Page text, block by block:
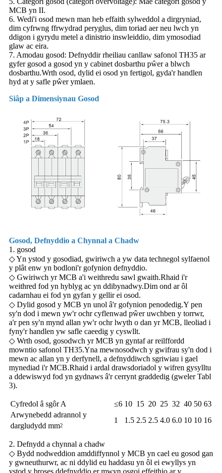
MCB yn II.
6. Wedi'i osod mewn man heb effaith sylweddol a dirgryniad,
dim cyfrwng ffrwydrad peryglus, dim toriad aer neu lwch yn
ddigon i gyrydu metel a dinistrio inswleiddio, dim ymosodiad
glaw ac eira.
7. Amodau gosod: Defnyddir rheiliau canllaw safonol TH35 ar
gyfer gosod a gosod yn y cabinet dosbarthu pŵer a blwch
dosbarthu.Wrth osod, dylid ei osod yn fertigol, gyda'r handlen
hyd at y safle pŵer ymlaen.
Siâp a Dimensiynau Gosod
Gosod, Defnyddio a Chynnal a Chadw
1. gosod
◇ Yn ystod y gosodiad, gwiriwch a yw data technegol sylfaenol
y plât enw yn bodloni'r gofynion defnyddio.
◇ Gwiriwch yr MCB a'i weithredu sawl gwaith.Rhaid i'r
weithred fod yn hyblyg ac yn ddibynadwy.Dim ond ar ôl
cadarnhau ei fod yn gyfan y gellir ei osod.
◇ Dylid gosod y MCB yn unol â'r gofynion penodedig.Y pen
sy'n dod i mewn yw'r ochr cyflenwad pŵer uwchben y torrwr,
a'r pen sy'n mynd allan yw'r ochr lwyth o dan yr MCB, lleoliad i
fyny'r handlen yw safle caeedig y cyswllt.
◇ Wrth osod, gosodwch yr MCB yn gyntaf ar reilffordd
mowntio safonol TH35.Yna mewnosodwch y gwifrau sy'n dod i
mewn ac allan yn y derfynell, a defnyddiwch sgriwiau i gael
mynediad i'r MCB.Rhaid i ardal drawsdoriadol y wifren gysylltu
a ddewiswyd fod yn gydnaws â'r cerrynt graddedig (gweler Tabl
3).
Cyfredol â sgôr A ≤6 10 15 20 25 32 40 50 63
Arwynebedd adrannol y
dargludydd mm2
1 1.5 2.5 2.5 4.0 6.0 10 10 16
2. Defnydd a chynnal a chadw
◇ Bydd nodweddion amddiffynnol y MCB yn cael eu gosod gan
y gwneuthurwr, ac ni ddylid eu haddasu yn ôl ei ewyllys yn
ystod y broses ddefnyddio er mwyn osgoi effeithio ar y